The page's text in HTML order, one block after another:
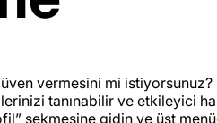
vermesini mi
tanınabilir ve etkileyici
sekmesine gidin ve üst